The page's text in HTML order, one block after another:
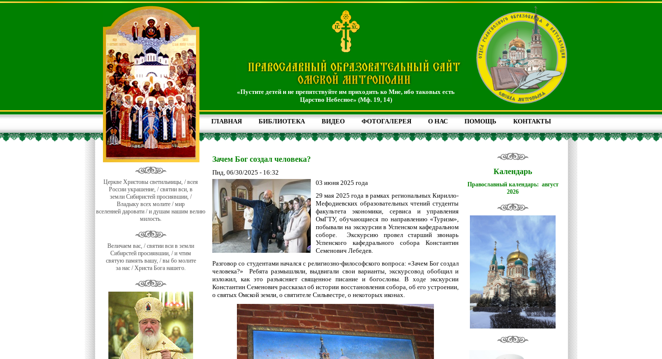
«Пустите детей и не препятствуйте им приходить ко Мне, ибо таковых есть
Царство Небесное» (Мф. 19, 14)
ГЛАВНАЯ БИБЛИОТЕКА ВИДЕО ФОТОГАЛЕРЕЯ О НАС ПОМОЩЬ КОНТАКТЫ
Церкве Христовы светильницы, / всея
России украшение, / святии вси, в
земли Сибиристей просиявшии, /
Владыку всех молите / мир
вселенней даровати / и душам нашим велию
милость.
Величаем вас, / святии вси в земли
Сибирстей просиявшии, / и чтим
святую память вашу, / вы бо молите
за нас / Христа Бога нашего.
Зачем Бог создал человека?
Пнд, 06/30/2025 - 16:32
03 июня 2025 года
29 мая 2025 года в рамках региональных Кирилло-
Мефодиевских образовательных чтений студенты
факультета экономики, сервиса и управления
ОмГТУ, обучающиеся по направлению «Туризм»,
побывали на экскурсии в Успенском кафедральном
соборе. Экскурсию провел старший звонарь
Успенского кафедрального собора Константин
Семенович Лебедев.
Разговор со студентами начался с религиозно-философского вопроса: «Зачем Бог создал
человека?» Ребята размышляли, выдвигали свои варианты, экскурсовод обобщил и
изложил, как это разъясняет священное писание и богословы. В ходе экскурсии
Константин Семенович рассказал об истории восстановления собора, об его устроении,
о святых Омской земли, о святителе Сильвестре, о некоторых иконах.
Календарь
Православный календарь: август
2026